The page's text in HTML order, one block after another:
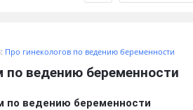
Про гинекологов по ведению беременности
по ведению беременности
по ведению беременности